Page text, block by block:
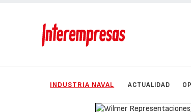
INDUSTRIA NAVAL ACTUALIDAD